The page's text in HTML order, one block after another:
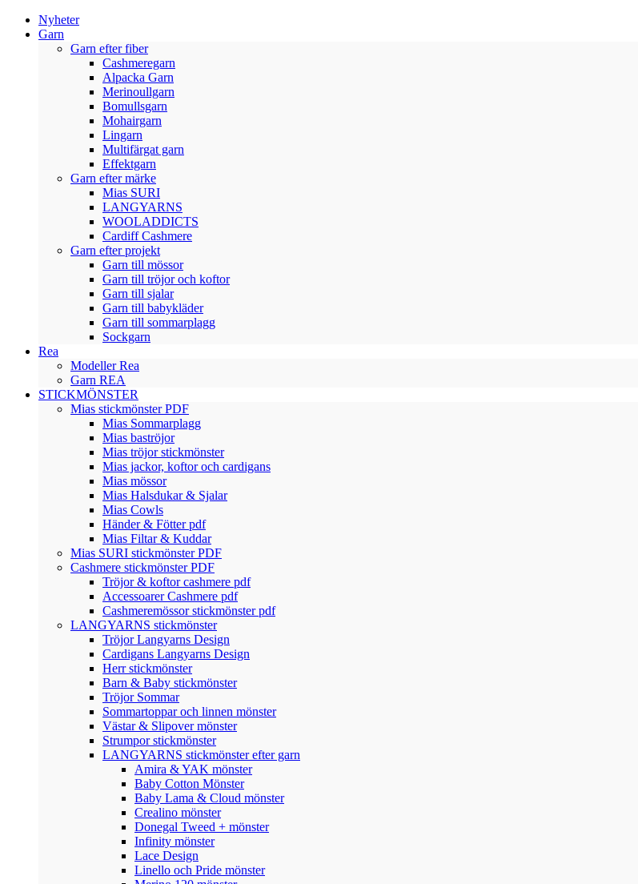
Nyheter
Garn
Garn efter fiber
Cashmeregarn
Alpacka Garn
Merinoullgarn
Bomullsgarn
Mohairgarn
Lingarn
Multifärgat garn
Effektgarn
Garn efter märke
Mias SURI
LANGYARNS
WOOLADDICTS
Cardiff Cashmere
Garn efter projekt
Garn till mössor
Garn till tröjor och koftor
Garn till sjalar
Garn till babykläder
Garn till sommarplagg
Sockgarn
Rea
Modeller Rea
Garn REA
STICKMÖNSTER
Mias stickmönster PDF
Mias Sommarplagg
Mias baströjor
Mias tröjor stickmönster
Mias jackor, koftor och cardigans
Mias mössor
Mias Halsdukar & Sjalar
Mias Cowls
Händer & Fötter pdf
Mias Filtar & Kuddar
Mias SURI stickmönster PDF
Cashmere stickmönster PDF
Tröjor & koftor cashmere pdf
Accessoarer Cashmere pdf
Cashmeremössor stickmönster pdf
LANGYARNS stickmönster
Tröjor Langyarns Design
Cardigans Langyarns Design
Herr stickmönster
Barn & Baby stickmönster
Tröjor Sommar
Sommartoppar och linnen mönster
Västar & Slipover mönster
Strumpor stickmönster
LANGYARNS stickmönster efter garn
Amira & YAK mönster
Baby Cotton Mönster
Baby Lama & Cloud mönster
Crealino mönster
Donegal Tweed + mönster
Infinity mönster
Lace Design
Linello och Pride mönster